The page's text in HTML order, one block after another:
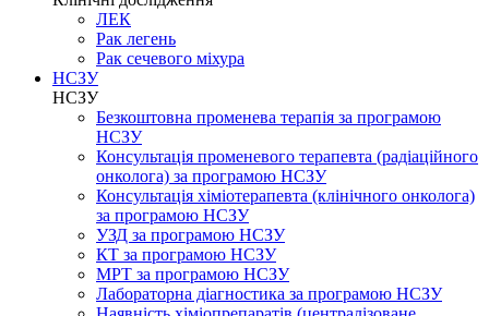
ЛЕК
Рак легень
Рак сечевого міхура
НСЗУ
НСЗУ
Безкоштовна променева терапія за програмою
НСЗУ
Консультація променевого терапевта (радіаційного
онколога) за програмою НСЗУ
Консультація хіміотерапевта (клінічного онколога)
за програмою НСЗУ
УЗД за програмою НСЗУ
КТ за програмою НСЗУ
МРТ за програмою НСЗУ
Лабораторна діагностика за програмою НСЗУ